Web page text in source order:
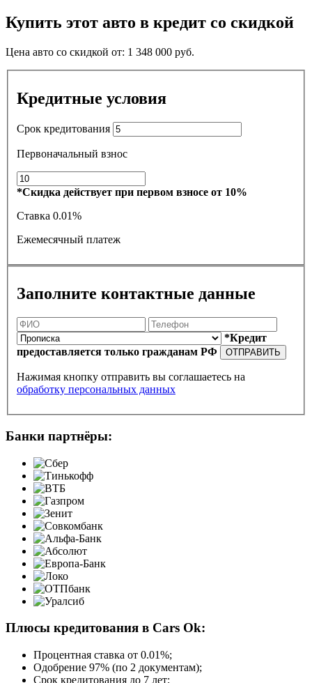
Купить этот авто в кредит со скидкой
Цена авто со скидкой от: 1 348 000 руб.
Кредитные условия
Срок кредитования
Первоначальный взнос
*Скидка действует при первом взносе от 10%
Ставка 0.01%
Ежемесячный платеж
Заполните контактные данные
*Кредит
предоставляется только гражданам РФ
ОТПРАВИТЬ
Нажимая кнопку отправить вы соглашаетесь на
обработку персональных данных
Банки партнёры:
Плюсы кредитования в Cars Ok:
Процентная ставка от 0.01%;
Одобрение 97% (по 2 документам);
Срок кредитования до 7 лет;